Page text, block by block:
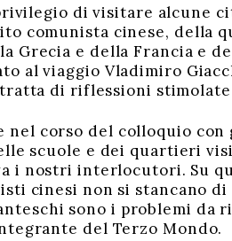
di visitare alcune
comunista cinese, della
Grecia e della Francia e
al viaggio Vladimiro
di riflessioni
nel corso del colloquio
scuole e dei quartieri
i nostri interlocutori. Su
cinesi non si stancano
sono i problemi da
del Terzo Mondo.